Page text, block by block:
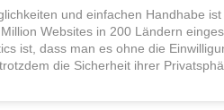
und einfachen Handhabe ist
Websites in 200 Ländern
ist, dass man es ohne die
die Sicherheit ihrer